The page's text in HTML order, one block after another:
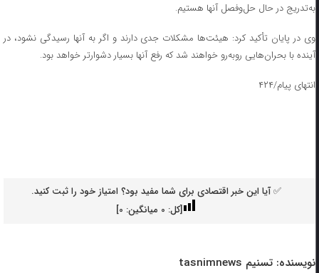
به‌تدریج در حال حل‌وفصل آنها هستیم.
وی در پایان تأکید کرد: هیئت‌ها مشکلات جدی دارند و اگر به آنها رسیدگی نشود، در
آینده با بحران‌هایی روبه‌رو خواهند شد که رفع آنها بسیار دشوارتر خواهد بود.
انتهای پیام/۴۲۴
✅ آیا این خبر اقتصادی برای شما مفید بود؟ امتیاز خود را ثبت کنید.
[کل: 0میانگین: 0
]
نویسنده: تسنیم tasnimnews